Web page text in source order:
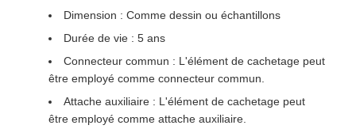
Dimension : Comme dessin ou échantillons
Durée de vie : 5 ans
Connecteur commun : L'élément de cachetage peut
être employé comme connecteur commun.
Attache auxiliaire : L'élément de cachetage peut
être employé comme attache auxiliaire.